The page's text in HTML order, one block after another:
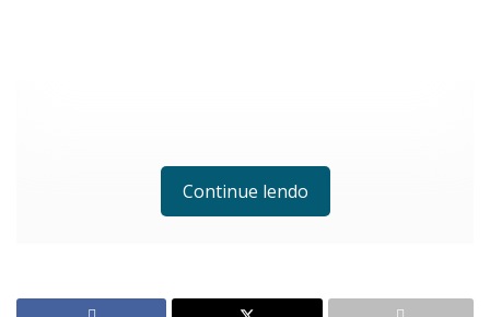
Continue lendo